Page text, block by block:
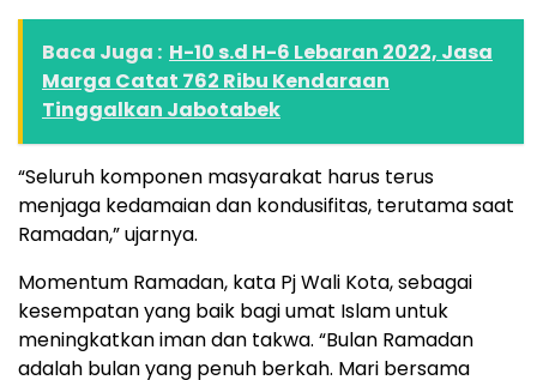
Baca Juga : H-10 s.d H-6 Lebaran 2022, Jasa
Marga Catat 762 Ribu Kendaraan
Tinggalkan Jabotabek
“Seluruh komponen masyarakat harus terus
menjaga kedamaian dan kondusifitas, terutama saat
Ramadan,” ujarnya.
Momentum Ramadan, kata Pj Wali Kota, sebagai
kesempatan yang baik bagi umat Islam untuk
meningkatkan iman dan takwa. “Bulan Ramadan
adalah bulan yang penuh berkah. Mari bersama